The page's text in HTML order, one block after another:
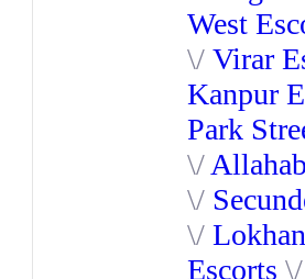
West
\/ Virar
Kanpur
Park
\/
\/
\/
Escorts